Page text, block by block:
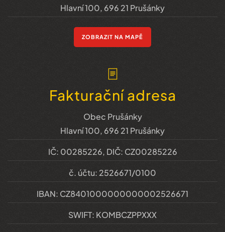
Hlavní 100, 696 21 Prušánky
ZOBRAZIT NA MAPĚ
Fakturační adresa
Obec Prušánky
Hlavní 100, 696 21 Prušánky
IČ: 00285226, DIČ: CZ00285226
č. účtu: 2526671/0100
IBAN: CZ8401000000000002526671
SWIFT: KOMBCZPPXXX